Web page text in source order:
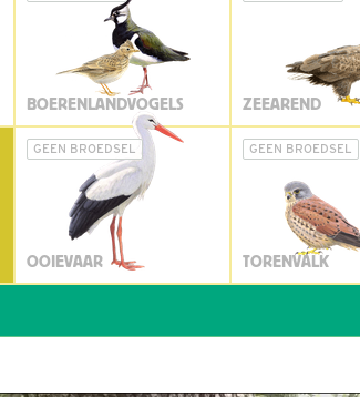
BOERENLANDVOGELS ZEEAREND
GEEN BROEDSEL
OOIEVAAR
GEEN BROEDSEL
TORENVALK